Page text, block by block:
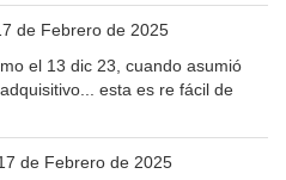
de Febrero de 2025
el 13 dic 23, cuando asumió
esta es re fácil de
de Febrero de 2025